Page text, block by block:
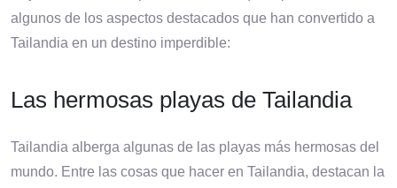
algunos de los aspectos destacados que han convertido a
Tailandia en un destino imperdible:
Las hermosas playas de Tailandia
Tailandia alberga algunas de las playas más hermosas del
mundo. Entre las cosas que hacer en Tailandia, destacan la